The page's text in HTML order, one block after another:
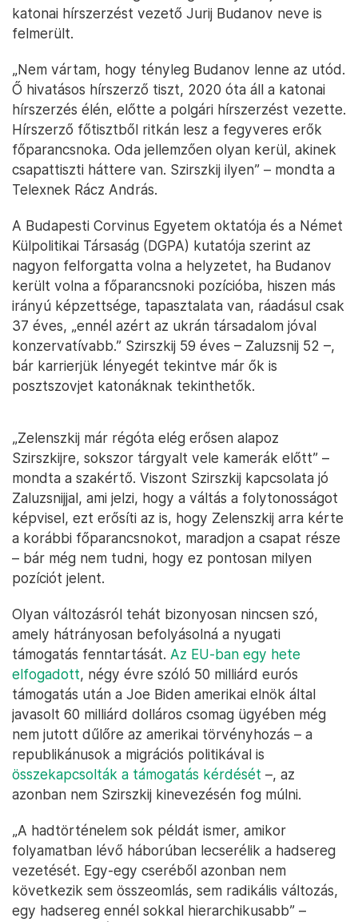
katonai hírszerzést vezető Jurij Budanov neve is
felmerült.
„Nem vártam, hogy tényleg Budanov lenne az utód.
Ő hivatásos hírszerző tiszt, 2020 óta áll a katonai
hírszerzés élén, előtte a polgári hírszerzést vezette.
Hírszerző főtisztből ritkán lesz a fegyveres erők
főparancsnoka. Oda jellemzően olyan kerül, akinek
csapattiszti háttere van. Szirszkij ilyen” – mondta a
Telexnek Rácz András.
A Budapesti Corvinus Egyetem oktatója és a Német
Külpolitikai Társaság (DGPA) kutatója szerint az
nagyon felforgatta volna a helyzetet, ha Budanov
került volna a főparancsnoki pozícióba, hiszen más
irányú képzettsége, tapasztalata van, ráadásul csak
37 éves, „ennél azért az ukrán társadalom jóval
konzervatívabb.” Szirszkij 59 éves – Zaluzsnij 52 –,
bár karrierjük lényegét tekintve már ők is
posztszovjet katonáknak tekinthetők.
„Zelenszkij már régóta elég erősen alapoz
Szirszkijre, sokszor tárgyalt vele kamerák előtt” –
mondta a szakértő. Viszont Szirszkij kapcsolata jó
Zaluzsnijjal, ami jelzi, hogy a váltás a folytonosságot
képvisel, ezt erősíti az is, hogy Zelenszkij arra kérte
a korábbi főparancsnokot, maradjon a csapat része
– bár még nem tudni, hogy ez pontosan milyen
pozíciót jelent.
Olyan változásról tehát bizonyosan nincsen szó,
amely hátrányosan befolyásolná a nyugati
támogatás fenntartását. Az EU-ban egy hete
elfogadott, négy évre szóló 50 milliárd eurós
támogatás után a Joe Biden amerikai elnök által
javasolt 60 milliárd dolláros csomag ügyében még
nem jutott dűlőre az amerikai törvényhozás – a
republikánusok a migrációs politikával is
összekapcsolták a támogatás kérdését –, az
azonban nem Szirszkij kinevezésén fog múlni.
„A hadtörténelem sok példát ismer, amikor
folyamatban lévő háborúban lecserélik a hadsereg
vezetését. Egy-egy cseréből azonban nem
következik sem összeomlás, sem radikális változás,
egy hadsereg ennél sokkal hierarchikusabb” –